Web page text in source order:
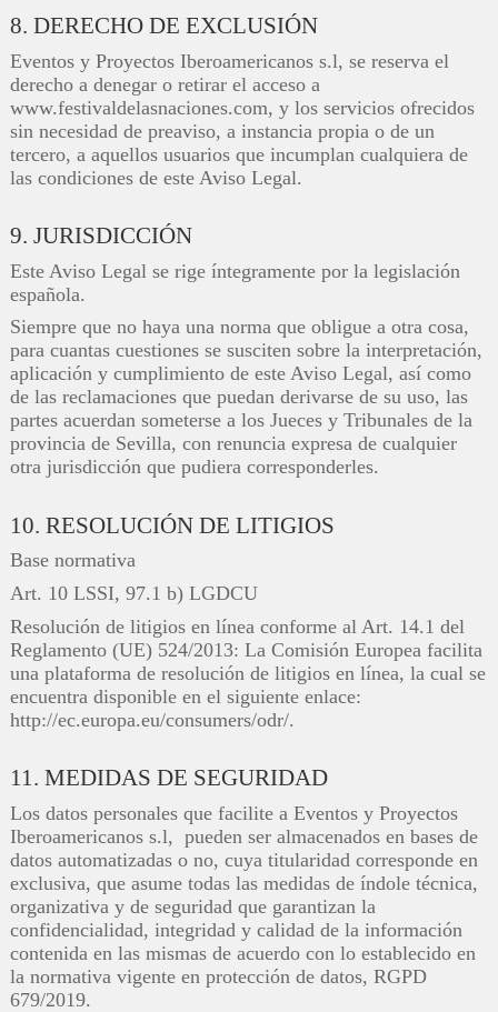
8. DERECHO DE EXCLUSIÓN
Eventos y Proyectos Iberoamericanos s.l, se reserva el
derecho a denegar o retirar el acceso a
www.festivaldelasnaciones.com, y los servicios ofrecidos
sin necesidad de preaviso, a instancia propia o de un
tercero, a aquellos usuarios que incumplan cualquiera de
las condiciones de este Aviso Legal.
9. JURISDICCIÓN
Este Aviso Legal se rige íntegramente por la legislación
española.
Siempre que no haya una norma que obligue a otra cosa,
para cuantas cuestiones se susciten sobre la interpretación,
aplicación y cumplimiento de este Aviso Legal, así como
de las reclamaciones que puedan derivarse de su uso, las
partes acuerdan someterse a los Jueces y Tribunales de la
provincia de Sevilla, con renuncia expresa de cualquier
otra jurisdicción que pudiera corresponderles.
10. RESOLUCIÓN DE LITIGIOS
Base normativa
Art. 10 LSSI, 97.1 b) LGDCU
Resolución de litigios en línea conforme al Art. 14.1 del
Reglamento (UE) 524/2013: La Comisión Europea facilita
una plataforma de resolución de litigios en línea, la cual se
encuentra disponible en el siguiente enlace:
http://ec.europa.eu/consumers/odr/.
11. MEDIDAS DE SEGURIDAD
Los datos personales que facilite a Eventos y Proyectos
Iberoamericanos s.l, pueden ser almacenados en bases de
datos automatizadas o no, cuya titularidad corresponde en
exclusiva, que asume todas las medidas de índole técnica,
organizativa y de seguridad que garantizan la
confidencialidad, integridad y calidad de la información
contenida en las mismas de acuerdo con lo establecido en
la normativa vigente en protección de datos, RGPD
679/2019.